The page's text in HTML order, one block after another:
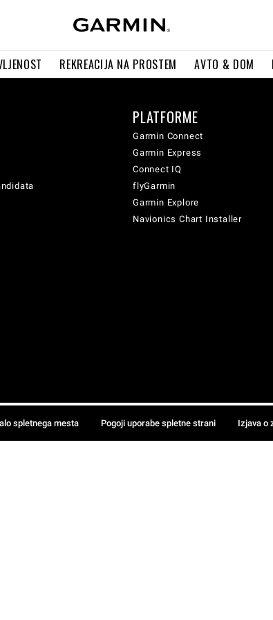
REKREACIJA NA PROSTEM AVTO & DOM
PLATFORME
Garmin Connect
Garmin Express
Connect IQ
flyGarmin
Garmin Explore
Navionics Chart Installer
spletnega mesta Pogoji uporabe spletne strani Izjava o